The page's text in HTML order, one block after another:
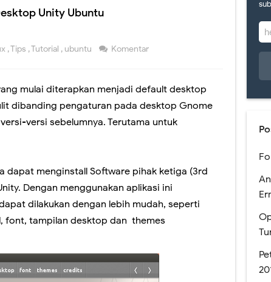
Erapor SMA versi 2024 dari Direktorat SMA Kemdikbud
Sekolah Kedinasan tahun 2023 akan Segera Dibuka
Pengumuman Hasil SNBP 2023
Mata Pelajaran Pilihan pada Kurikulum Merdeka
PDSS Tahun 2021
Simulasi AKM Dengan Model MSAT
Nasional SMA Negeri Kabupaten Jember
dan Classroom (Coming soon)
Unity Ubuntu
,Tips ,Tutorial , ubuntu Komentar
mulai diterapkan menjadi default desktop
dibanding pengaturan pada desktop Gnome
versi sebelumnya. Terutama untuk
dapat menginstall Software pihak ketiga (3rd
Dengan menggunakan aplikasi ini
dilakukan dengan lebih mudah, seperti
font, tampilan desktop dan themes